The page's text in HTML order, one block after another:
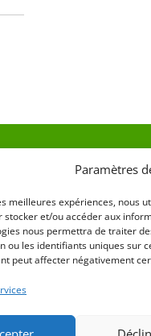
Paramètres
meilleures expériences, nous
stocker et/ou accéder aux
nous permettra de traiter
ou les identifiants uniques sur
peut affecter négativement
public
de la commune